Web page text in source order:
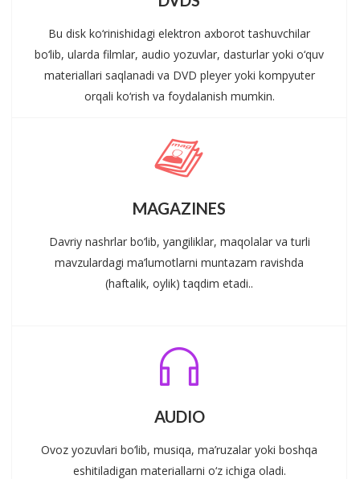
Bu disk ko‘rinishidagi elektron axborot tashuvchilar
bo‘lib, ularda filmlar, audio yozuvlar, dasturlar yoki o‘quv
materiallari saqlanadi va DVD pleyer yoki kompyuter
orqali ko‘rish va foydalanish mumkin.
MAGAZINES
Davriy nashrlar bo‘lib, yangiliklar, maqolalar va turli
mavzulardagi ma’lumotlarni muntazam ravishda
(haftalik, oylik) taqdim etadi..
AUDIO
Ovoz yozuvlari bo‘lib, musiqa, ma’ruzalar yoki boshqa
eshitiladigan materiallarni o‘z ichiga oladi.